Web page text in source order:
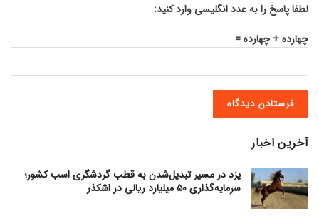
لطفا پاسخ را به عدد انگلیسی وارد کنید:
چهارده + چهارده =
آخرین اخبار
یزد در مسیر تبدیل‌شدن به قطب گردشگری اسب کشور؛
سرمایه‌گذاری ۵۰ میلیارد ریالی در اشکذر